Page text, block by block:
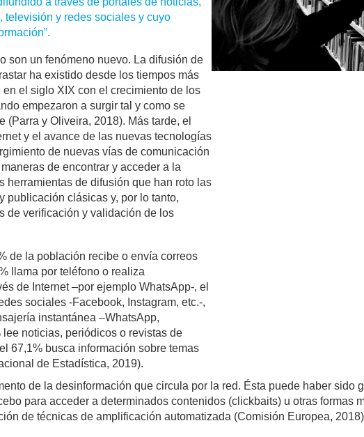
televisión y redes sociales y cuyo
son un fenómeno nuevo. La difusión de
ha existido desde los tiempos más
en el siglo XIX con el crecimiento de los
empezaron a surgir tal y como se
(Parra y Oliveira, 2018). Más tarde, el
y el avance de las nuevas tecnologías
de nuevas vías de comunicación
de encontrar y acceder a la
herramientas de difusión que han roto las
publicación clásicas y, por lo tanto,
de verificación y validación de los
de la población recibe o envía correos
llama por teléfono o realiza
de Internet –por ejemplo WhatsApp-, el
sociales -Facebook, Instagram, etc.-,
instantánea –WhatsApp,
lee noticias, periódicos o revistas de
67,1% busca información sobre temas
de Estadística, 2019).
de la desinformación que circula por la red. Ésta puede haber sido
para acceder a determinados contenidos (clickbaits) u otras formas
de técnicas de amplificación automatizada (Comisión Europea,